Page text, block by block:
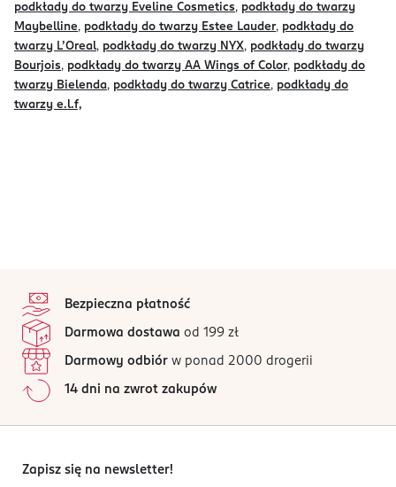
podkłady do twarzy Eveline Cosmetics, podkłady do twarzy
Maybelline, podkłady do twarzy Estee Lauder, podkłady do
twarzy L’Oreal, podkłady do twarzy NYX, podkłady do twarzy
Bourjois, podkłady do twarzy AA Wings of Color, podkłady do
twarzy Bielenda, podkłady do twarzy Catrice, podkłady do
twarzy e.l.f,
Bezpieczna płatność
Darmowa dostawa od 199 zł
Darmowy odbiór w ponad 2000 drogerii
14 dni na zwrot zakupów
Zapisz się na newsletter!